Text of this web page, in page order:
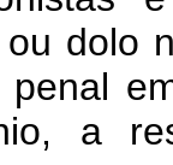
dolo
penal
a